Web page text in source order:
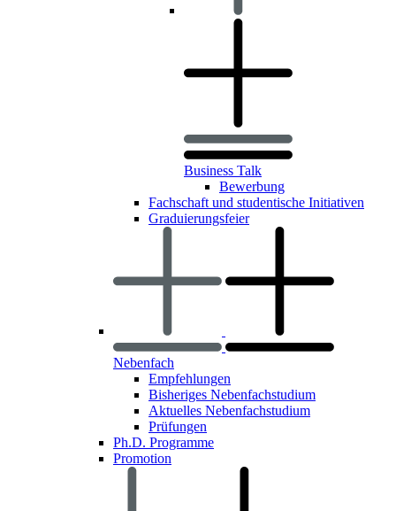
Business Talk
Bewerbung
Fachschaft und studentische Initiativen
Graduierungsfeier
Nebenfach
Empfehlungen
Bisheriges Nebenfachstudium
Aktuelles Nebenfachstudium
Prüfungen
Ph.D. Programme
Promotion